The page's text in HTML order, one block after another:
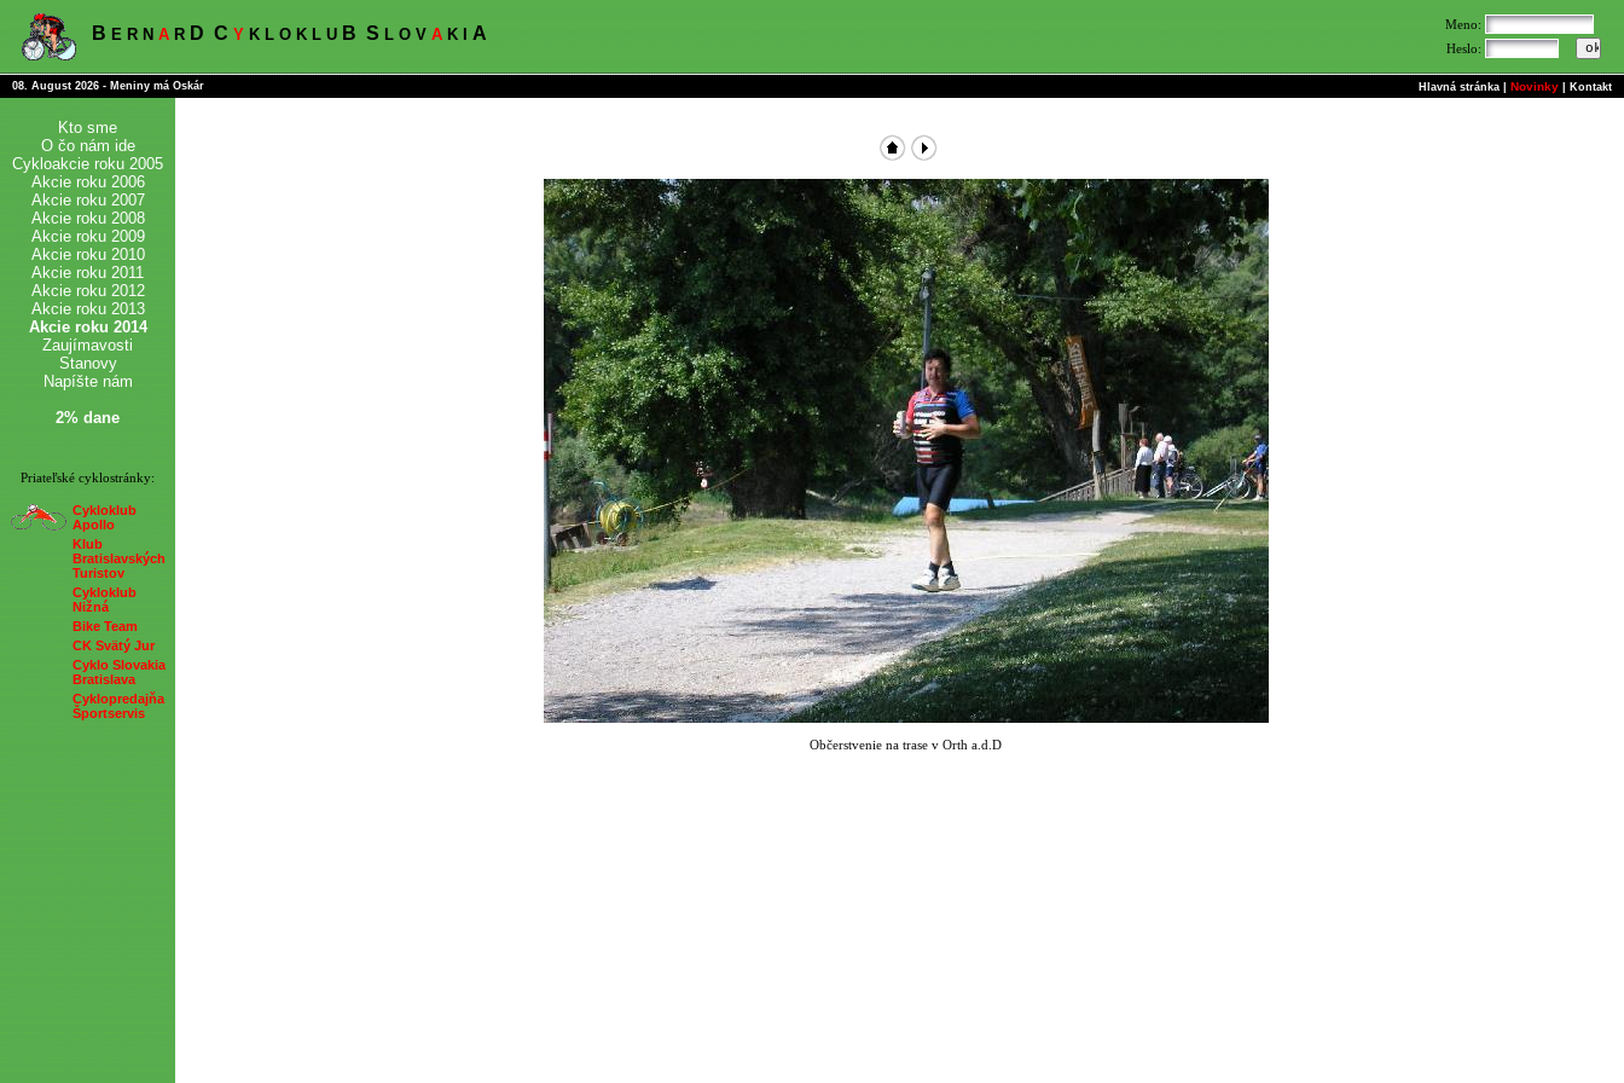
B E R N A R D C Y K L O K L U B S L O V A K I A
Meno:
Heslo:
08. August 2026 - Meniny má Oskár Hlavná stránka Novinky Kontakt
Kto sme
O čo nám ide
Cykloakcie roku 2005
Akcie roku 2006
Akcie roku 2007
Akcie roku 2008
Akcie roku 2009
Akcie roku 2010
Akcie roku 2011
Akcie roku 2012
Akcie roku 2013
Akcie roku 2014
Zaujímavosti
Stanovy
Napíšte nám
2% dane
Priateľské cyklostránky:
Cykloklub
Apollo
Klub
Bratislavských
Turistov
Cykloklub
Nižná
Bike Team
CK Svätý Jur
Cyklo Slovakia
Bratislava
Cyklopredajňa
Športservis
Občerstvenie na trase v Orth a.d.D